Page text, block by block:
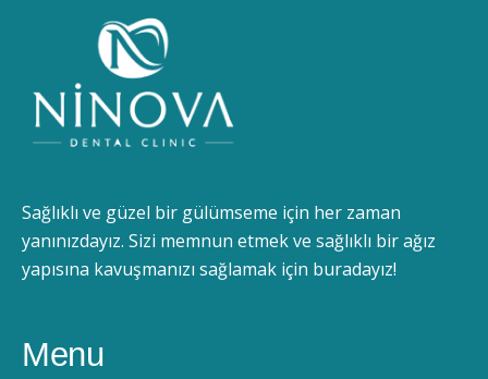
Sağlıklı ve güzel bir gülümseme için her zaman
yanınızdayız. Sizi memnun etmek ve sağlıklı bir ağız
yapısına kavuşmanızı sağlamak için buradayız!
Menu